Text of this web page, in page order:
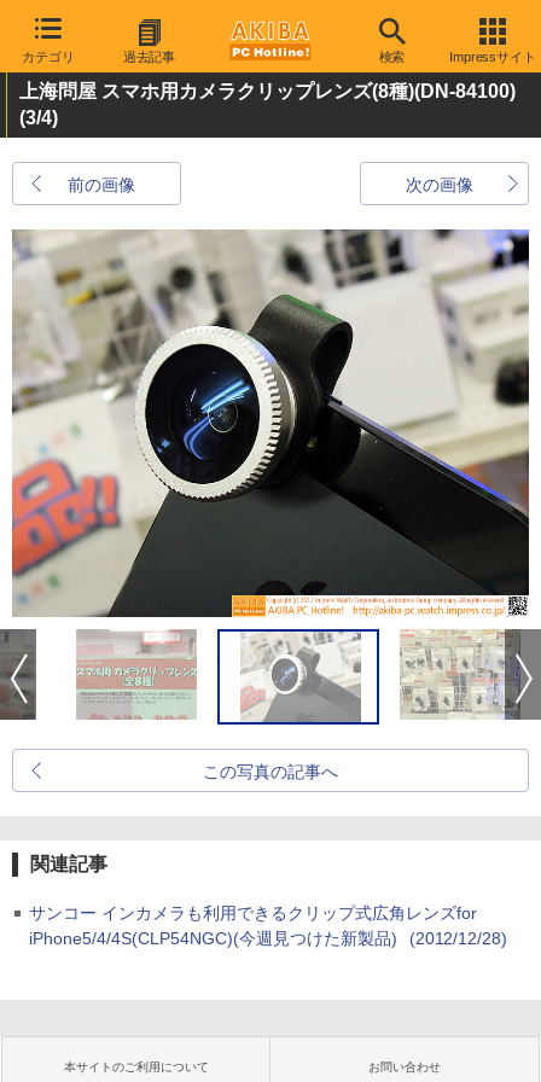
カテゴリ 過去記事 検索 Impressサイト
上海問屋 スマホ用カメラクリップレンズ(8種)(DN-84100)
(3/4)
前の画像 次の画像
この写真の記事へ
関連記事
サンコー インカメラも利用できるクリップ式広角レンズfor
iPhone5/4/4S(CLP54NGC)(今週見つけた新製品)
(2012/12/28)
本サイトのご利用について お問い合わせ